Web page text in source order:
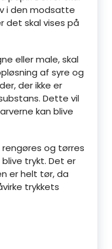
i den modsatte
det skal vises på
eller male, skal
af syre og
der ikke er
Dette vil
kan blive
og tørres
trykt. Det er
er helt tør, da
trykkets